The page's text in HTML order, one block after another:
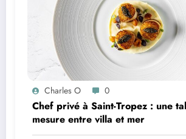
Charles O 0
Chef privé à Saint-Tropez : une
mesure entre villa et mer